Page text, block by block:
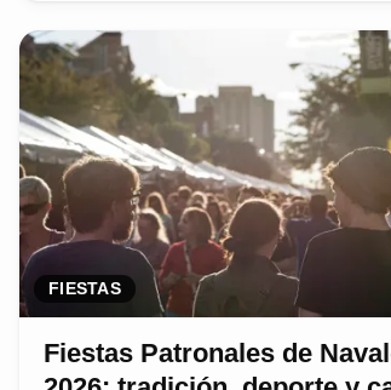
FIESTAS
Fiestas Patronales de